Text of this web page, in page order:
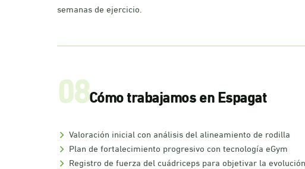
semanas de ejercicio.
08Cómo trabajamos en Espagat
Valoración inicial con análisis del alineamiento de rodilla
Plan de fortalecimiento progresivo con tecnología eGym
Registro de fuerza del cuádriceps para objetivar la evolución